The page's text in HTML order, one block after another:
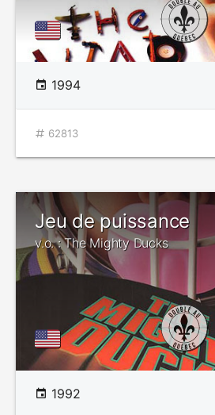
1994
62813
Jeu de puissance
v.o. : The Mighty Ducks
1992